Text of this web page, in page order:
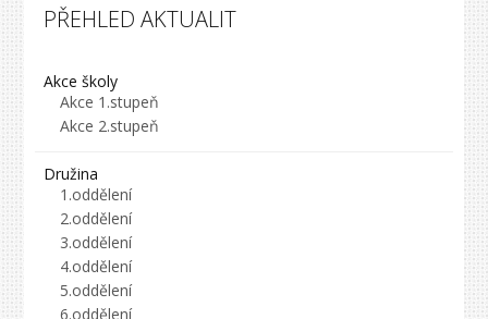
PŘEHLED AKTUALIT
Akce školy
Akce 1.stupeň
Akce 2.stupeň
Družina
1.oddělení
2.oddělení
3.oddělení
4.oddělení
5.oddělení
6.oddělení